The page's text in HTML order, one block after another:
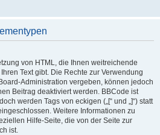
von HTML, die Ihnen weitreichende
Text gibt. Die Rechte zur Verwendung
Administration vergeben, können jedoch
Beitrag deaktiviert werden. BBCode ist
werden Tags von eckigen („[“ und „]“) statt
Weitere Informationen zu
Hilfe-Seite, die von der Seite zur
ist.